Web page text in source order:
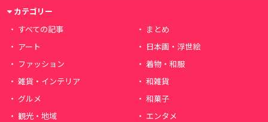
カテゴリー
すべての記事
まとめ
アート
日本画・浮世絵
ファッション
着物・和服
雑貨・インテリア
和雑貨
グルメ
和菓子
観光・地域
エンタメ